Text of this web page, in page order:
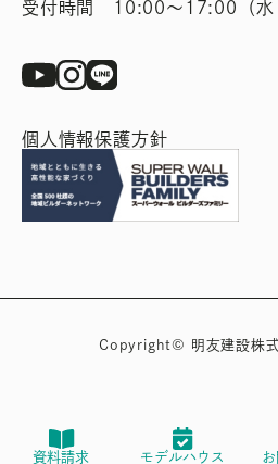
資料請求 モデルハウス
受付時間 10:00〜17:00（水
個人情報保護方針
Copyright© 明友建設株